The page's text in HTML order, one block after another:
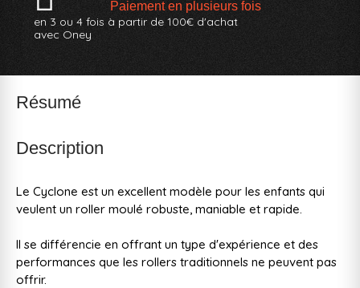
Paiement en plusieurs fois
en 3 ou 4 fois à partir de 100€ d'achat
avec Oney
Résumé
Description
Le Cyclone est un excellent modèle pour les enfants qui
veulent un roller moulé robuste, maniable et rapide.
Il se différencie en offrant un type d'expérience et des
performances que les rollers traditionnels ne peuvent pas
offrir.